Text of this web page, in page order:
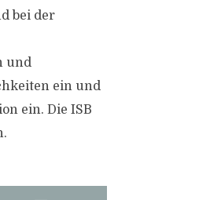
bei der
und
ein und
ein. Die ISB